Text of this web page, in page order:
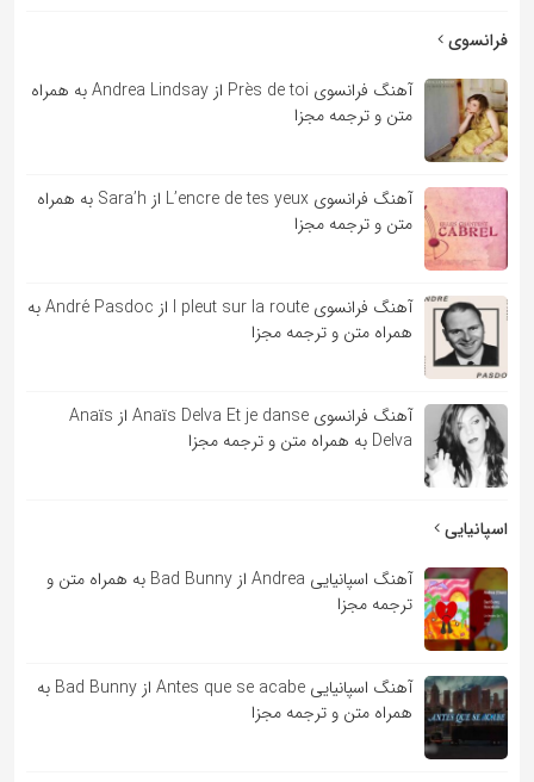
فرانسوی
آهنگ فرانسوی Près de toi از Andrea Lindsay به همراه
متن و ترجمه مجزا
آهنگ فرانسوی L’encre de tes yeux از Sara’h به همراه
متن و ترجمه مجزا
آهنگ فرانسوی l pleut sur la route از André Pasdoc به
همراه متن و ترجمه مجزا
آهنگ فرانسوی Anaïs Delva Et je danse از Anaïs
Delva به همراه متن و ترجمه مجزا
اسپانیایی
آهنگ اسپانیایی Andrea از Bad Bunny به همراه متن و
ترجمه مجزا
آهنگ اسپانیایی Antes que se acabe از Bad Bunny به
همراه متن و ترجمه مجزا